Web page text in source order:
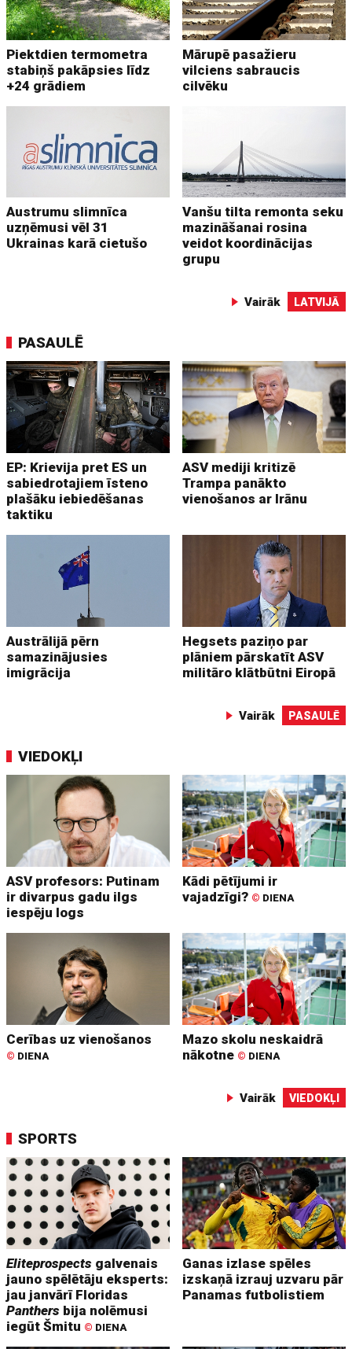
Piektdien termometra
stabiņš pakāpsies līdz
+24 grādiem
Mārupē pasažieru
vilciens sabraucis
cilvēku
Austrumu slimnīca
uzņēmusi vēl 31
Ukrainas karā cietušo
Vanšu tilta remonta seku
mazināšanai rosina
veidot koordinācijas
grupu
Vairāk LATVIJĀ
PASAULĒ
EP: Krievija pret ES un
sabiedrotajiem īsteno
plašāku iebiedēšanas
taktiku
ASV mediji kritizē
Trampa panākto
vienošanos ar Irānu
Austrālijā pērn
samazinājusies
imigrācija
Hegsets paziņo par
plāniem pārskatīt ASV
militāro klātbūtni Eiropā
Vairāk PASAULĒ
VIEDOKĻI
ASV profesors: Putinam
ir divarpus gadu ilgs
iespēju logs
Kādi pētījumi ir
vajadzīgi? © DIENA
Cerības uz vienošanos
© DIENA
Mazo skolu neskaidrā
nākotne © DIENA
Vairāk VIEDOKĻI
SPORTS
Eliteprospects galvenais
jauno spēlētāju eksperts:
jau janvārī Floridas
Panthers bija nolēmusi
iegūt Šmitu © DIENA
Ganas izlase spēles
izskaņā izrauj uzvaru pār
Panamas futbolistiem